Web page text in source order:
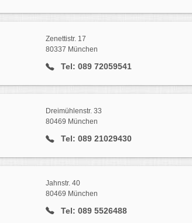
Zenettistr. 17
80337 München
Tel: 089 72059541
Dreimühlenstr. 33
80469 München
Tel: 089 21029430
Jahnstr. 40
80469 München
Tel: 089 5526488